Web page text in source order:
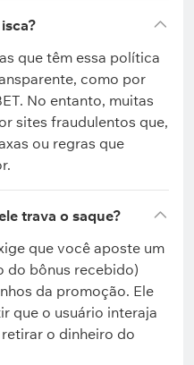
que têm essa política
como por
No entanto, muitas
sites fraudulentos que,
ou regras que
trava o saque?
que você aposte um
do bônus recebido)
da promoção. Ele
que o usuário interaja
o dinheiro do